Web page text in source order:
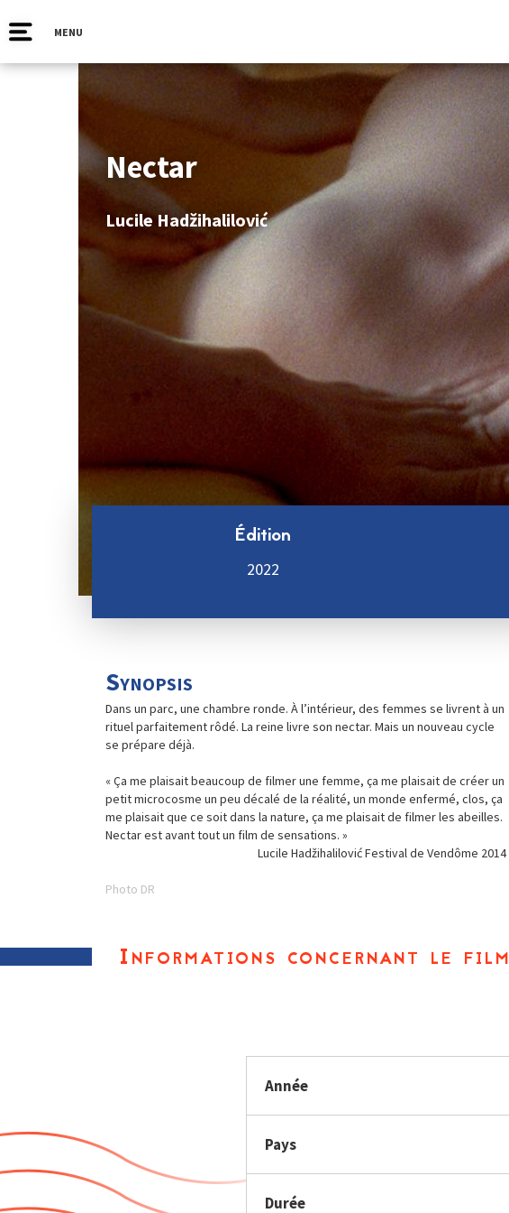
MENU
Nectar
Lucile Hadžihalilović
Édition
2022
Synopsis
Dans un parc, une chambre ronde. À l’intérieur, des femmes se livrent à un
rituel parfaitement rôdé. La reine livre son nectar. Mais un nouveau cycle
se prépare déjà.
« Ça me plaisait beaucoup de filmer une femme, ça me plaisait de créer un
petit microcosme un peu décalé de la réalité, un monde enfermé, clos, ça
me plaisait que ce soit dans la nature, ça me plaisait de filmer les abeilles.
Nectar est avant tout un film de sensations. »
Lucile Hadžihalilović Festival de Vendôme 2014
Photo DR
Informations concernant le film
Année
Pays
Durée